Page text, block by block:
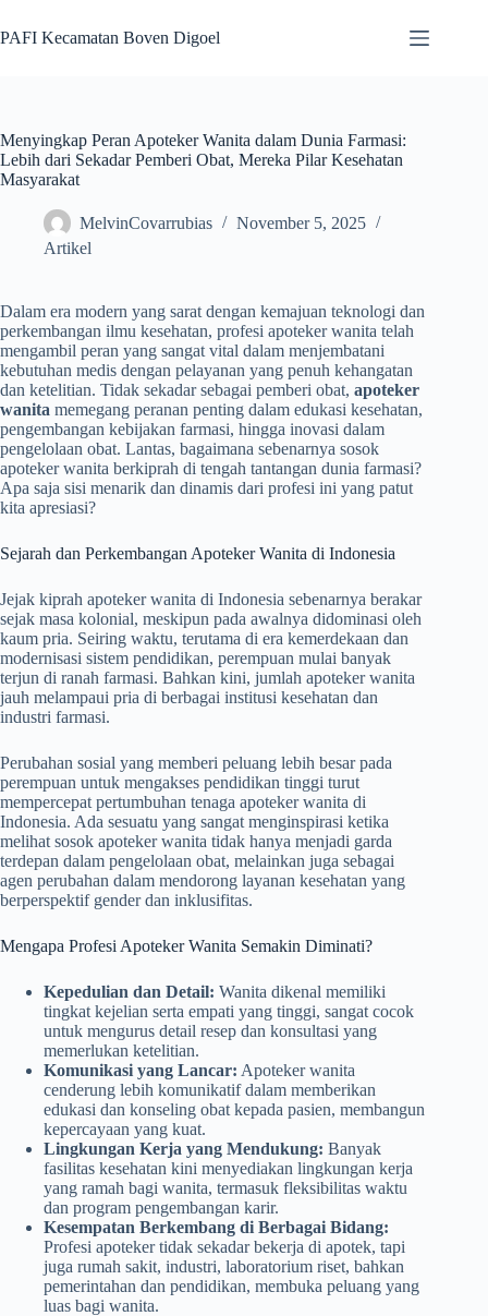
to
content
PAFI Kecamatan Boven Digoel
Menyingkap Peran Apoteker Wanita dalam Dunia Farmasi:
Lebih dari Sekadar Pemberi Obat, Mereka Pilar Kesehatan
Masyarakat
MelvinCovarrubias
November 5, 2025
Artikel
Dalam era modern yang sarat dengan kemajuan teknologi dan
perkembangan ilmu kesehatan, profesi apoteker wanita telah
mengambil peran yang sangat vital dalam menjembatani
kebutuhan medis dengan pelayanan yang penuh kehangatan
dan ketelitian. Tidak sekadar sebagai pemberi obat, apoteker
wanita memegang peranan penting dalam edukasi kesehatan,
pengembangan kebijakan farmasi, hingga inovasi dalam
pengelolaan obat. Lantas, bagaimana sebenarnya sosok
apoteker wanita berkiprah di tengah tantangan dunia farmasi?
Apa saja sisi menarik dan dinamis dari profesi ini yang patut
kita apresiasi?
Sejarah dan Perkembangan Apoteker Wanita di Indonesia
Jejak kiprah apoteker wanita di Indonesia sebenarnya berakar
sejak masa kolonial, meskipun pada awalnya didominasi oleh
kaum pria. Seiring waktu, terutama di era kemerdekaan dan
modernisasi sistem pendidikan, perempuan mulai banyak
terjun di ranah farmasi. Bahkan kini, jumlah apoteker wanita
jauh melampaui pria di berbagai institusi kesehatan dan
industri farmasi.
Perubahan sosial yang memberi peluang lebih besar pada
perempuan untuk mengakses pendidikan tinggi turut
mempercepat pertumbuhan tenaga apoteker wanita di
Indonesia. Ada sesuatu yang sangat menginspirasi ketika
melihat sosok apoteker wanita tidak hanya menjadi garda
terdepan dalam pengelolaan obat, melainkan juga sebagai
agen perubahan dalam mendorong layanan kesehatan yang
berperspektif gender dan inklusifitas.
Mengapa Profesi Apoteker Wanita Semakin Diminati?
Kepedulian dan Detail: Wanita dikenal memiliki
tingkat kejelian serta empati yang tinggi, sangat cocok
untuk mengurus detail resep dan konsultasi yang
memerlukan ketelitian.
Komunikasi yang Lancar: Apoteker wanita
cenderung lebih komunikatif dalam memberikan
edukasi dan konseling obat kepada pasien, membangun
kepercayaan yang kuat.
Lingkungan Kerja yang Mendukung: Banyak
fasilitas kesehatan kini menyediakan lingkungan kerja
yang ramah bagi wanita, termasuk fleksibilitas waktu
dan program pengembangan karir.
Kesempatan Berkembang di Berbagai Bidang:
Profesi apoteker tidak sekadar bekerja di apotek, tapi
juga rumah sakit, industri, laboratorium riset, bahkan
pemerintahan dan pendidikan, membuka peluang yang
luas bagi wanita.